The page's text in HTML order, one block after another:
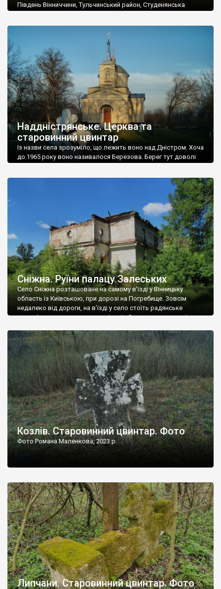
Південь Вінниччини, Тульчинський район, Студенянська
старовинний цвинтар із кам’яними хрестами. Всі епітафії, які
збереглися, написані кирилицею, церковнослов’янською
мовою. За всіма традиційними ознаками – цвинтар
український. Хрести датуються 19 століттям. У 1924-1940
роках Болган […]
Наддністрянське. Церква та
старовинний цвинтар
Із назви села зрозуміло, що лежить воно над Дністром. Хоча
до 1965 року воно називалося Березова. Берег тут доволі
Наддністрянське відрізняється від більшості навколишніх
сіл. У селі є мурована Михайлівська церква. Точної дати […]
Сніжна. Руїни палацу Залеських
Село Сніжна розташоване на самому в’їзді у Вінницьку
область із Київською, при дорозі на Погребище. Зовсім
недалеко від дороги, на в’їзді у село стоїть радянське
рельєфне пано, яке показує жінку і яблуню, а трохи далі, десь
не видно, але видно дві стареньких колії у траві – […]
Козлів. Старовинний цвинтар. Фото
Фото Романа Маленкова, 2023 р.
Липчани. Старовинний цвинтар. Фото